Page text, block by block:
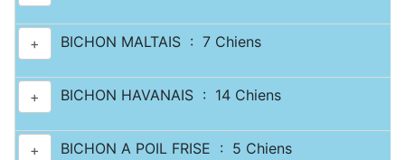
+ BICHON MALTAIS : 7 Chiens
+ BICHON HAVANAIS : 14 Chiens
+ BICHON A POIL FRISE : 5 Chiens